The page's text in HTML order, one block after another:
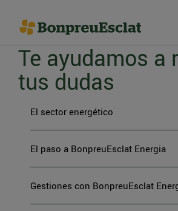
Te ayudamos a
tus dudas
El sector energético
El paso a BonpreuEsclat Energia
Gestiones con BonpreuEsclat